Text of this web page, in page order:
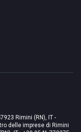
Rimini (RN), IT -
delle imprese di Rimini